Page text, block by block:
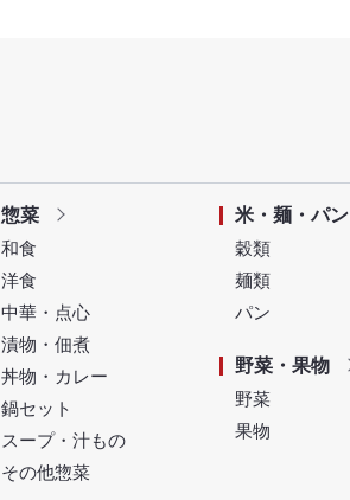
惣菜
和食
洋食
中華・点心
漬物・佃煮
丼物・カレー
鍋セット
スープ・汁もの
その他惣菜
米・麺・パン
穀類
麺類
パン
野菜・果物
野菜
果物